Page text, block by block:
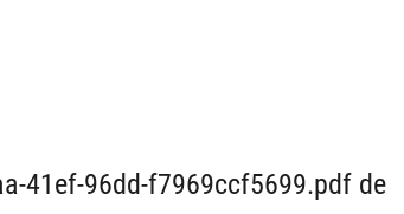
41ef-96dd-f7969ccf5699.pdf de